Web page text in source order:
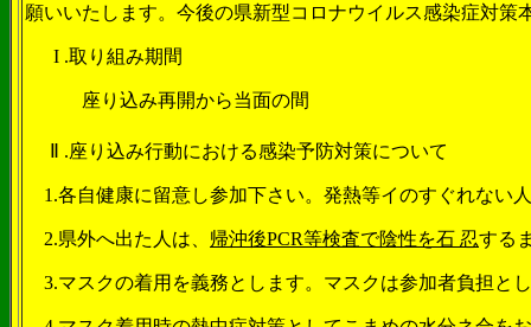
願いいたします。今後の県新型コロナウイルス感染症対
I .取り組み期間
座り込み再開から当面の間
Ⅱ .座り込み行動における感染予防対策について
1.各自健康に留意し参加下さい。発熱等イのすぐれない
2.県外へ出た人は、 帰沖後PCR等検査で陰性を石 忍する
3.マスクの着用を義務とします。マスクは参加者負担と